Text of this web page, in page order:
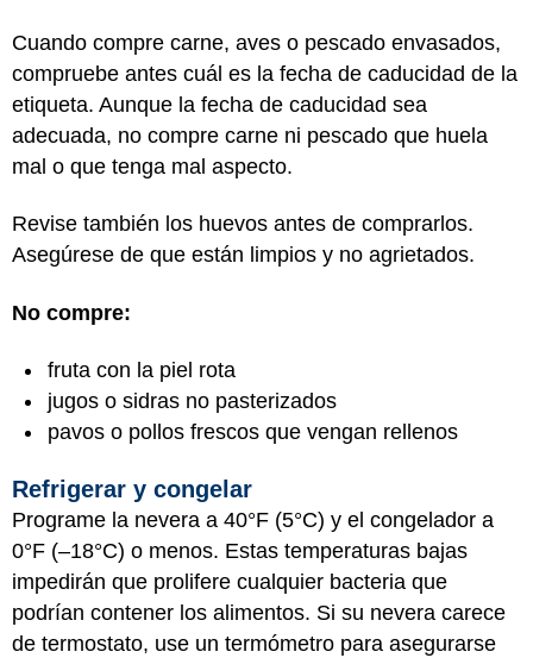
Cuando compre carne, aves o pescado envasados,
compruebe antes cuál es la fecha de caducidad de la
etiqueta. Aunque la fecha de caducidad sea
adecuada, no compre carne ni pescado que huela
mal o que tenga mal aspecto.
Revise también los huevos antes de comprarlos.
Asegúrese de que están limpios y no agrietados.
No compre:
fruta con la piel rota
jugos o sidras no pasterizados
pavos o pollos frescos que vengan rellenos
Refrigerar y congelar
Programe la nevera a 40°F (5°C) y el congelador a
0°F (–18°C) o menos. Estas temperaturas bajas
impedirán que prolifere cualquier bacteria que
podrían contener los alimentos. Si su nevera carece
de termostato, use un termómetro para asegurarse